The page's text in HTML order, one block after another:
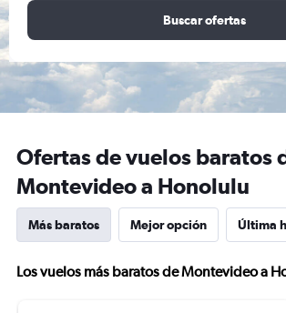
Buscar ofertas
Ofertas de vuelos baratos
Montevideo a Honolulu
Más baratos Mejor opción Última
Los vuelos más baratos de Montevideo a